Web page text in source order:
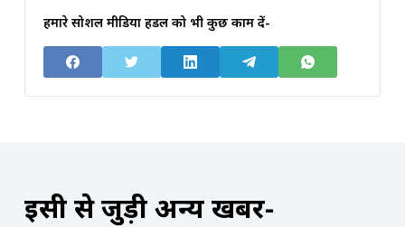
हमारे सोशल मीडिया हैंडल को भी कुछ काम दें-
इसी से जुड़ी अन्य खबरें-